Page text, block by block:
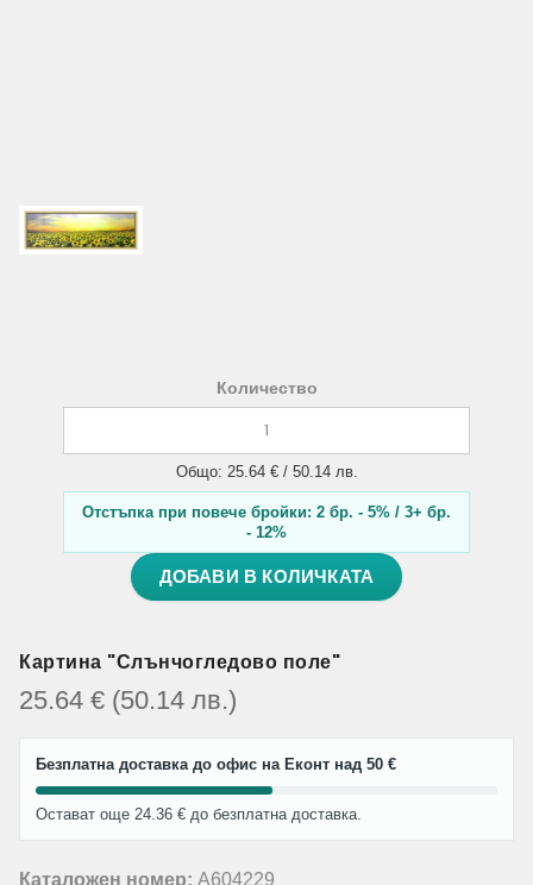
Количество
Общо: 25.64 € / 50.14 лв.
Отстъпка при повече бройки: 2 бр. - 5% / 3+ бр.
- 12%
ДОБАВИ В КОЛИЧКАТА
Картина "Слънчогледово поле"
25.64 € (50.14 лв.)
Безплатна доставка до офис на Еконт над 50 €
Остават още 24.36 € до безплатна доставка.
Каталожен номер: A604229